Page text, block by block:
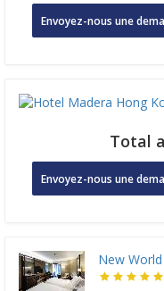
Envoyez-nous une
Total
Envoyez-nous une
New